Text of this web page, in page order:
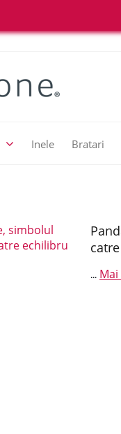
Inele Bratari
...